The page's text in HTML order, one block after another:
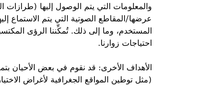
والمعلومات التي يتم الوصول إليها (طرازات
عرضها/المقاطع الصوتية التي يتم الاستماع
المستخدم، وما إلى ذلك. تُمكِّننا الرؤى
احتياجات زوارنا.
الأهداف الأخرى: قد نقوم في بعض الأحيان
(مثل توطين المواقع الجغرافية لأغراض